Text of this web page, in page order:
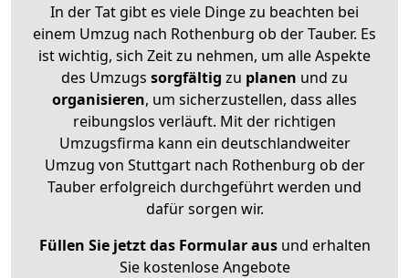
In der Tat gibt es viele Dinge zu beachten bei
einem Umzug nach Rothenburg ob der Tauber. Es
ist wichtig, sich Zeit zu nehmen, um alle Aspekte
des Umzugs sorgfältig zu planen und zu
organisieren, um sicherzustellen, dass alles
reibungslos verläuft. Mit der richtigen
Umzugsfirma kann ein deutschlandweiter
Umzug von Stuttgart nach Rothenburg ob der
Tauber erfolgreich durchgeführt werden und
dafür sorgen wir.
Füllen Sie jetzt das Formular ausund erhalten
Sie kostenlose Angebote